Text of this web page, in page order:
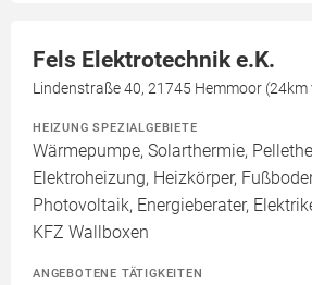
Fels Elektrotechnik e.K.
Lindenstraße 40, 21745 Hemmoor
HEIZUNG SPEZIALGEBIETE
Wärmepumpe, Solarthermie,
Elektroheizung, Heizkörper,
Photovoltaik, Energieberater,
KFZ Wallboxen
ANGEBOTENE TÄTIGKEITEN